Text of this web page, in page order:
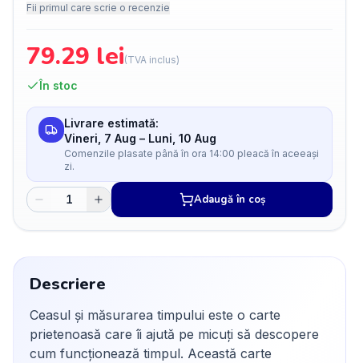
Fii primul care scrie o recenzie
79.29 lei(TVA inclus)
În stoc
Livrare estimată:
Vineri, 7 Aug – Luni, 10 Aug
Comenzile plasate până în ora 14:00 pleacă în aceeași
zi.
Adaugă în coș
Descriere
Ceasul și măsurarea timpului este o carte
prietenoasă care îi ajută pe micuți să descopere
cum funcționează timpul. Această carte